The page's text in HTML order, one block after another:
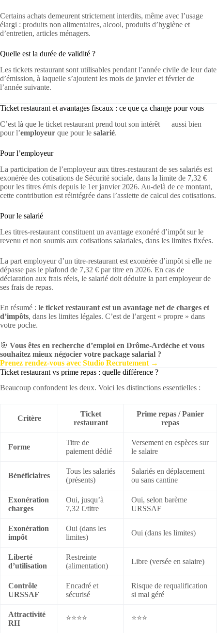
Certains achats demeurent strictement interdits, même avec l’usage
élargi : produits non alimentaires, alcool, produits d’hygiène et
d’entretien, articles ménagers.
Quelle est la durée de validité ?
Les tickets restaurant sont utilisables pendant l’année civile de leur date
d’émission, à laquelle s’ajoutent les mois de janvier et février de
l’année suivante.
Ticket restaurant et avantages fiscaux : ce que ça change pour vous
C’est là que le ticket restaurant prend tout son intérêt — aussi bien
pour l’employeur que pour le salarié.
Pour l’employeur
La participation de l’employeur aux titres-restaurant de ses salariés est
exonérée des cotisations de Sécurité sociale, dans la limite de 7,32 €
pour les titres émis depuis le 1er janvier 2026. Au-delà de ce montant,
cette contribution est réintégrée dans l’assiette de calcul des cotisations.
Pour le salarié
Les titres-restaurant constituent un avantage exonéré d’impôt sur le
revenu et non soumis aux cotisations salariales, dans les limites fixées.
La part employeur d’un titre-restaurant est exonérée d’impôt si elle ne
dépasse pas le plafond de 7,32 € par titre en 2026. En cas de
déclaration aux frais réels, le salarié doit déduire la part employeur de
ses frais de repas.
En résumé : le ticket restaurant est un avantage net de charges et
d’impôts, dans les limites légales. C’est de l’argent « propre » dans
votre poche.
🎯 Vous êtes en recherche d’emploi en Drôme-Ardèche et vous
souhaitez mieux négocier votre package salarial ?
Prenez rendez-vous avec Studio Recrutement →
Ticket restaurant vs prime repas : quelle différence ?
Beaucoup confondent les deux. Voici les distinctions essentielles :
Critère
Ticket
restaurant
Prime repas / Panier
repas
Forme
Titre de
paiement dédié
Versement en espèces sur
le salaire
Bénéficiaires
Tous les salariés
(présents)
Salariés en déplacement
ou sans cantine
Exonération
charges
Oui, jusqu’à
7,32 €/titre
Oui, selon barème
URSSAF
Exonération
impôt
Oui (dans les
limites)
Oui (dans les limites)
Liberté
d’utilisation
Restreinte
(alimentation)
Libre (versée en salaire)
Contrôle
URSSAF
Encadré et
sécurisé
Risque de requalification
si mal géré
Attractivité
RH
⭐⭐⭐⭐ ⭐⭐⭐